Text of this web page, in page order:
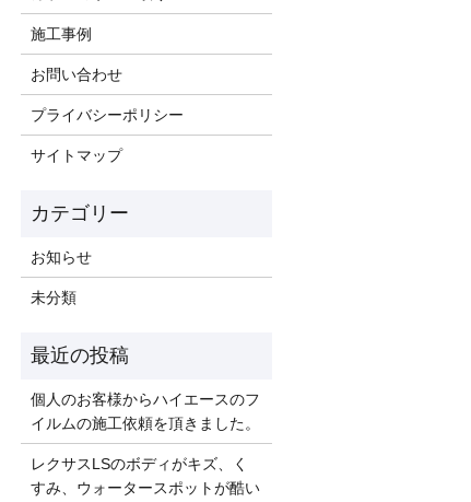
施工事例
お問い合わせ
プライバシーポリシー
サイトマップ
お知らせ
未分類
個人のお客様からハイエースのフ
イルムの施工依頼を頂きました。
レクサスLSのボディがキズ、く
すみ、ウォータースポットが酷い